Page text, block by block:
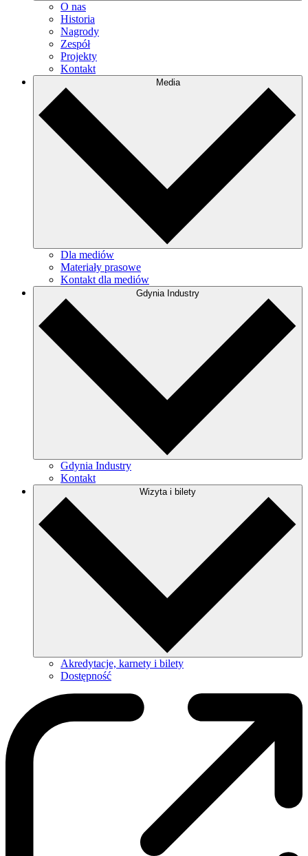
O nas
Historia
Nagrody
Zespół
Projekty
Kontakt
Media
Dla mediów
Materiały prasowe
Kontakt dla mediów
Gdynia Industry
Gdynia Industry
Kontakt
Wizyta i bilety
Akredytacje, karnety i bilety
Dostępność